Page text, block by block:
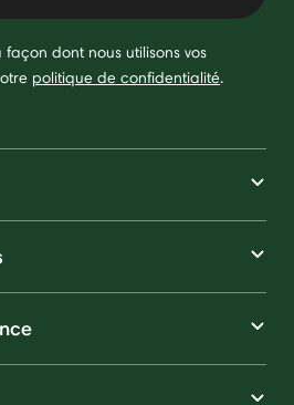
dont nous utilisons vos
politique de confidentialité.